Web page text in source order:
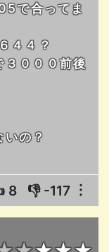
で合ってま
４４？
３０００前後
の？
8 👎 -117 ︙